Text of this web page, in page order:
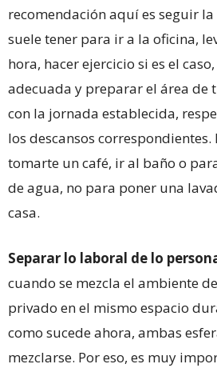
recomendación aquí es seguir
suele tener para ir a la oficina,
hora, hacer ejercicio si es el
adecuada y preparar el área
con la jornada establecida,
los descansos correspondientes.
tomarte un café, ir al baño o
de agua, no para poner una
casa.
Separar lo laboral de lo
cuando se mezcla el ambiente
privado en el mismo espacio
como sucede ahora, ambas
mezclarse. Por eso, es muy